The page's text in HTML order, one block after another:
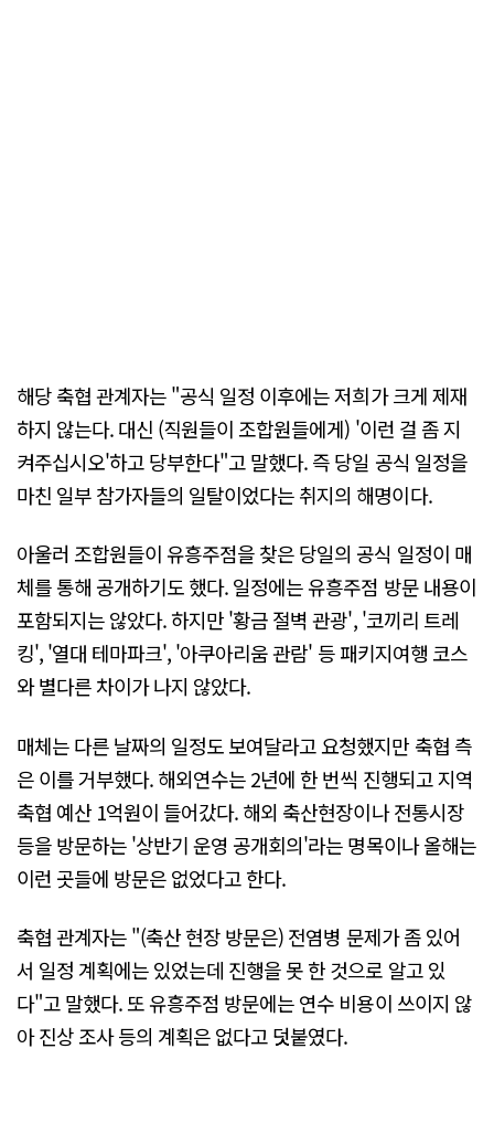
해당 축협 관계자는 "공식 일정 이후에는 저희가 크게 제재
하지 않는다. 대신 (직원들이 조합원들에게) '이런 걸 좀 지
켜주십시오'하고 당부한다"고 말했다. 즉 당일 공식 일정을
마친 일부 참가자들의 일탈이었다는 취지의 해명이다.
아울러 조합원들이 유흥주점을 찾은 당일의 공식 일정이 매
체를 통해 공개하기도 했다. 일정에는 유흥주점 방문 내용이
포함되지는 않았다. 하지만 '황금 절벽 관광', '코끼리 트레
킹', '열대 테마파크', '아쿠아리움 관람' 등 패키지여행 코스
와 별다른 차이가 나지 않았다.
매체는 다른 날짜의 일정도 보여달라고 요청했지만 축협 측
은 이를 거부했다. 해외연수는 2년에 한 번씩 진행되고 지역
축협 예산 1억원이 들어갔다. 해외 축산현장이나 전통시장
등을 방문하는 '상반기 운영 공개회의'라는 명목이나 올해는
이런 곳들에 방문은 없었다고 한다.
축협 관계자는 "(축산 현장 방문은) 전염병 문제가 좀 있어
서 일정 계획에는 있었는데 진행을 못 한 것으로 알고 있
다"고 말했다. 또 유흥주점 방문에는 연수 비용이 쓰이지 않
아 진상 조사 등의 계획은 없다고 덧붙였다.